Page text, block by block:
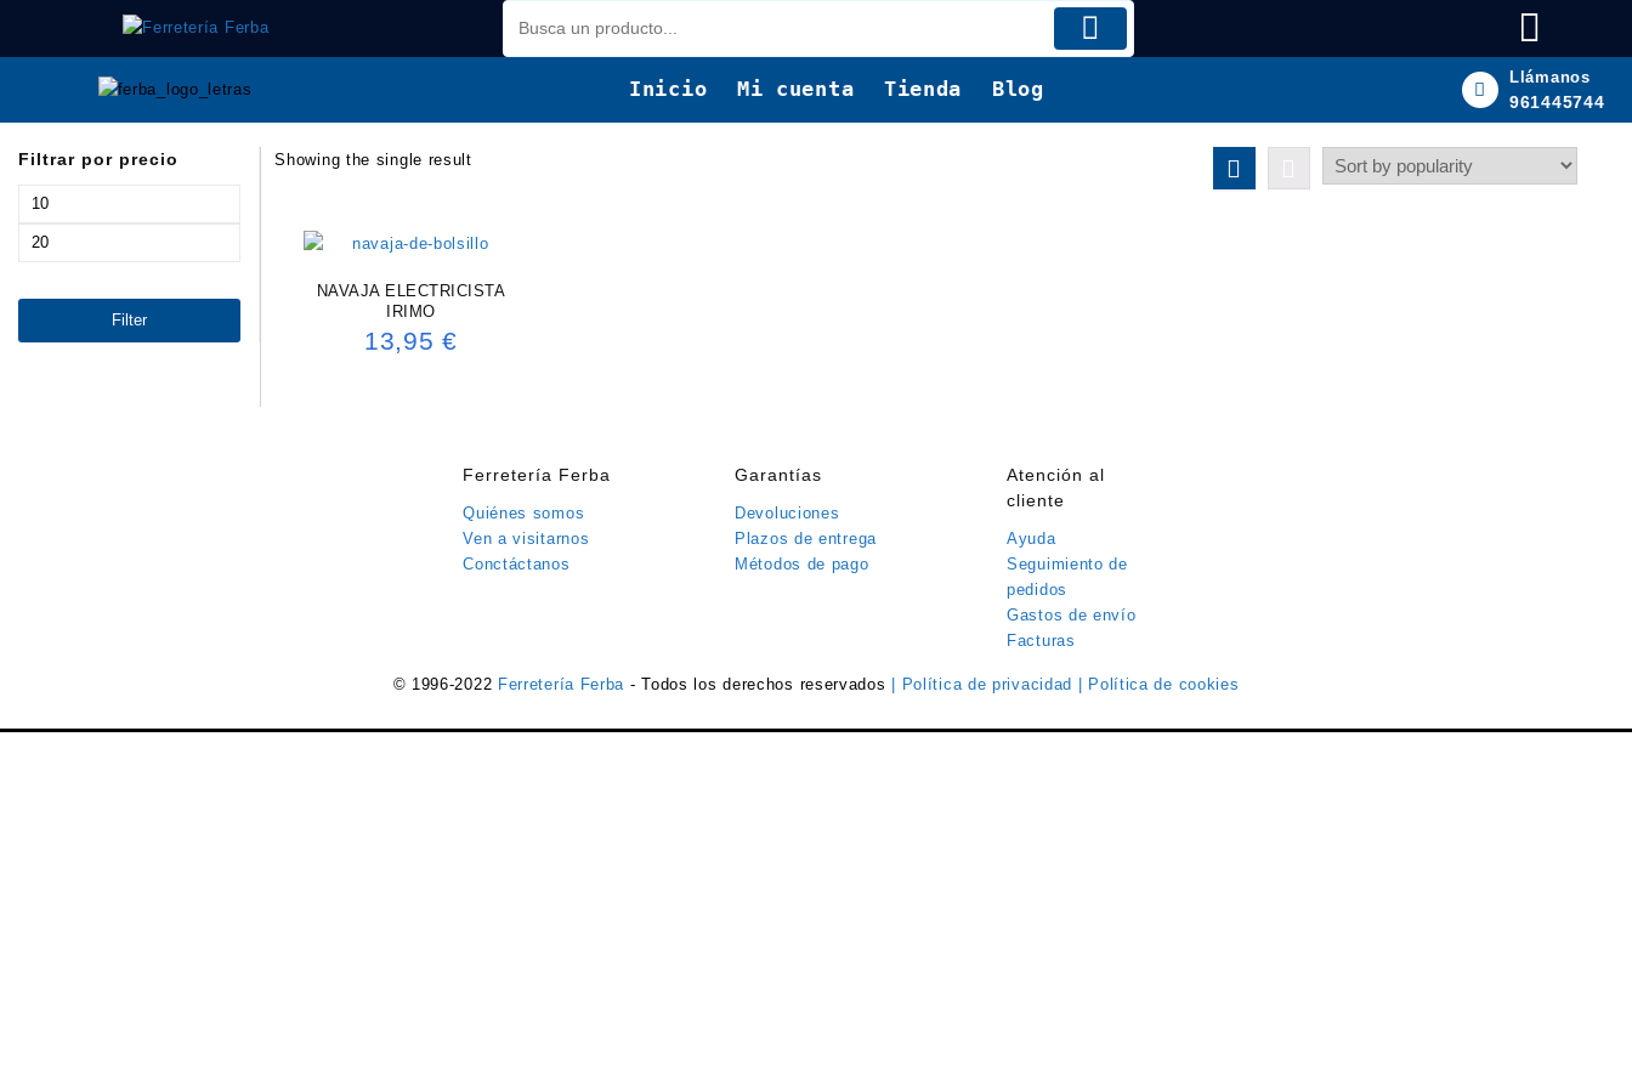
contenido
Inicio Mi cuenta Tienda Blog Llámanos
961445744
Filtrar por precio
Min
Max
Filter
Showing the single result
NAVAJA ELECTRICISTA
IRIMO
13,95€
Ferretería Ferba
Quiénes somos
Ven a visitarnos
Conctáctanos
Garantías
Devoluciones
Plazos de entrega
Métodos de pago
Atención al
cliente
Ayuda
Seguimiento de
pedidos
Gastos de envío
Facturas
© 1996-2022 Ferretería Ferba - Todos los derechos reservados | Política de privacidad | Política de cookies